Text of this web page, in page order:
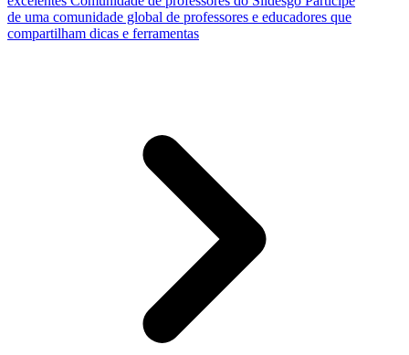
de uma comunidade global de professores e educadores que
compartilham dicas e ferramentas